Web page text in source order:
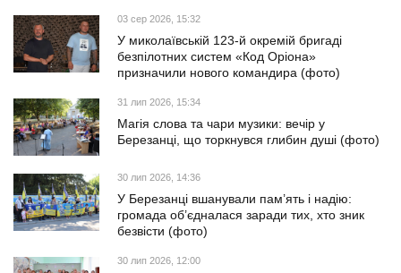
03 сер 2026, 15:32
У миколаївській 123-й окремій бригаді
безпілотних систем «Код Оріона»
призначили нового командира (фото)
31 лип 2026, 15:34
Магія слова та чари музики: вечір у
Березанці, що торкнувся глибин душі (фото)
30 лип 2026, 14:36
У Березанці вшанували пам’ять і надію:
громада об’єдналася заради тих, хто зник
безвісти (фото)
30 лип 2026, 12:00